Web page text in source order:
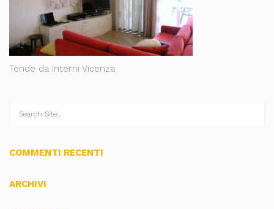
Tende da Interni Vicenza
COMMENTI RECENTI
ARCHIVI